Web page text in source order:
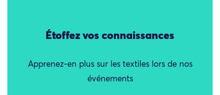
Étoffez vos connaissances
Apprenez-en plus sur les textiles lors de nos
événements